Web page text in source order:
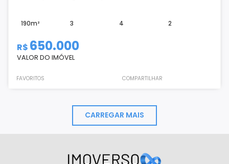
190m² 3 4 2
R$ 650.000
VALOR DO IMÓVEL
FAVORITOS COMPARTILHAR
CARREGAR MAIS